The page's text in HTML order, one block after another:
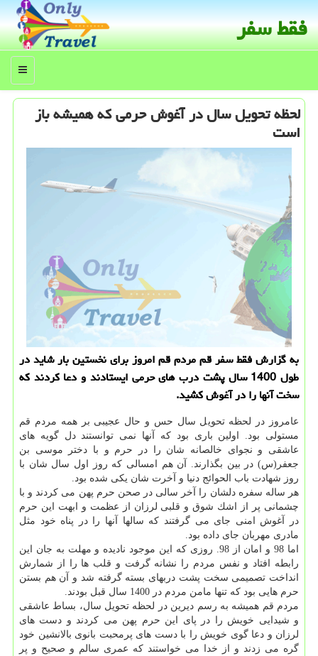
فقط سفر
منو
لحظه تحویل سال در آغوش حرمی كه همیشه باز
است
به گزارش فقط سفر قم مردم قم امروز برای نخستین بار شاید در
طول 1400 سال پشت درب های حرمی ایستادند و دعا كردند كه
سخت آنها را در آغوش كشید.
عامروز در لحظه تحویل سال حس و حال عجیبی بر همه مردم قم
مستولی بود. اولین باری بود كه آنها نمی توانستند دل گویه های
عاشقی و نجوای خالصانه شان را در حرم و با دختر موسی بن
جعفر(س) در بین بگذارند. آن هم امسالی كه روز اول سال شان با
روز شهادت باب الحوائج دنیا و آخرت شان یكی شده بود.
هر ساله سفره دلشان را آخر سالی در صحن حرم پهن می كردند و با
چشمانی پر از اشك شوق و قلبی لرزان از عظمت و ابهت این حرم
در آغوش امنی جای می گرفتند كه سالها آنها را در پناه خود مثل
مادری مهربان جای داده بود.
اما 98 و امان از 98. روزی كه این موجود نادیده و مهلت به جان این
رابطه افتاد و نفس مردم را نشانه گرفت و قلب ها را از شمارش
انداخت تصمیمی سخت پشت دربهای بسته گرفته شد و آن هم بستن
حرم هایی بود كه تنها مامن مردم در 1400 سال قبل بودند.
مردم قم همیشه به رسم دیرین در لحظه تحویل سال، بساط عاشقی
و شیدایی خویش را در پای این حرم پهن می كردند و دست های
لرزان و دعا گوی خویش را با دست های پرمحبت بانوی بالانشین خود
گره می زدند و از خدا می خواستند كه عمری سالم و صحیح و پر